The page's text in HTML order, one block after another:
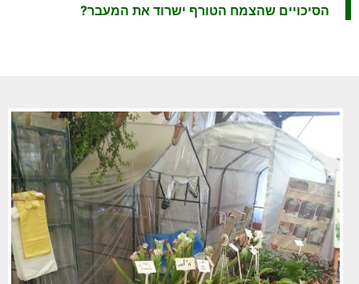
הסיכויים שהצמח הטורף ישרוד את המעבר?